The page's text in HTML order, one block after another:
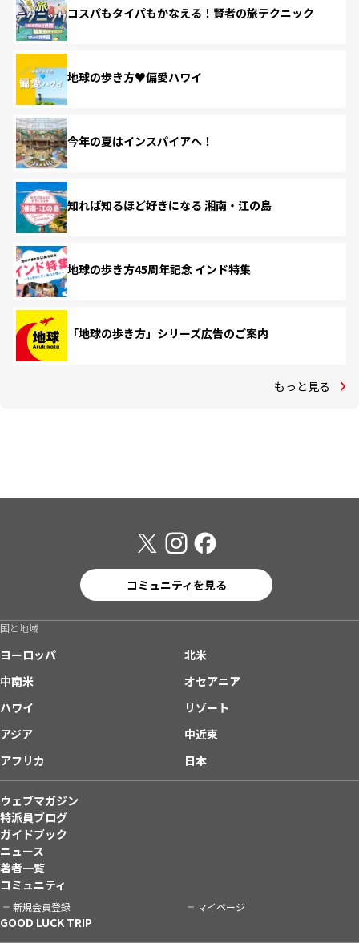
コスパもタイパもかなえる！賢者の旅テクニック
地球の歩き方♥偏愛ハワイ
今年の夏はインスパイアへ！
知れば知るほど好きになる 湘南・江の島
地球の歩き方45周年記念 インド特集
「地球の歩き方」シリーズ広告のご案内
もっと見る
コミュニティを見る
国と地域
ヨーロッパ
北米
中南米
オセアニア
ハワイ
リゾート
アジア
中近東
アフリカ
日本
ウェブマガジン
特派員ブログ
ガイドブック
ニュース
著者一覧
コミュニティ
新規会員登録 マイページ
GOOD LUCK TRIP